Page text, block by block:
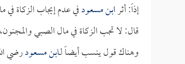
إذاً: أثرابن مسعودفي عدم إيجاب الزكاة
قال: لا تجب الزكاة في مال الصبي
وهناك قول ينسب أيضاً لـابن مسعودرضي